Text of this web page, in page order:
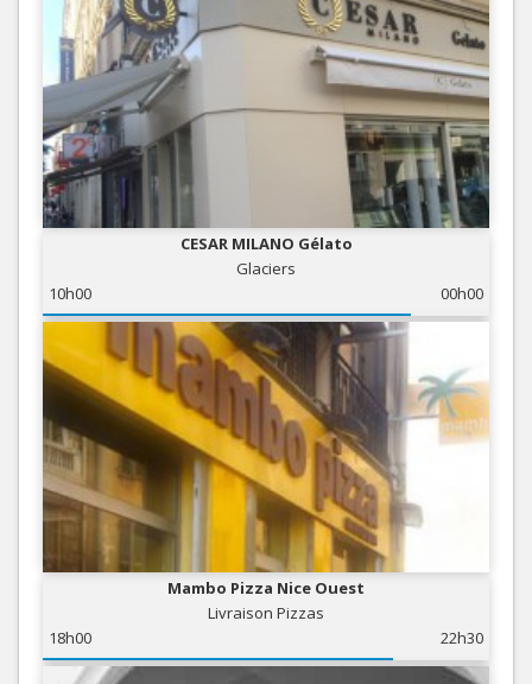
CESAR MILANO Gélato
Glaciers
10h00
00h00
Mambo Pizza Nice Ouest
Livraison Pizzas
18h00
22h30